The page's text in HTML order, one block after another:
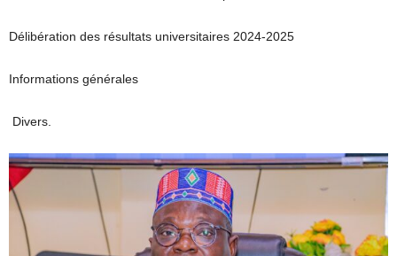
Délibération des résultats universitaires 2024-2025
Informations générales
Divers.